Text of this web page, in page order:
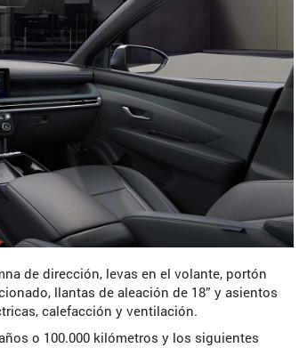
de dirección, levas en el volante, portón
llantas de aleación de 18” y asientos
calefacción y ventilación.
o 100.000 kilómetros y los siguientes